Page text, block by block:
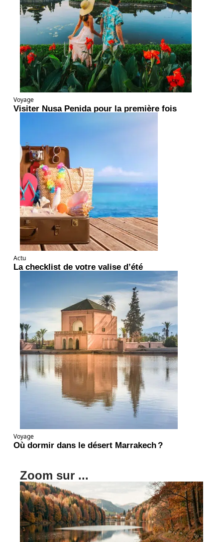
Voyage
Visiter Nusa Penida pour la première fois
Actu
La checklist de votre valise d’été
Voyage
Où dormir dans le désert Marrakech ?
Zoom sur ...